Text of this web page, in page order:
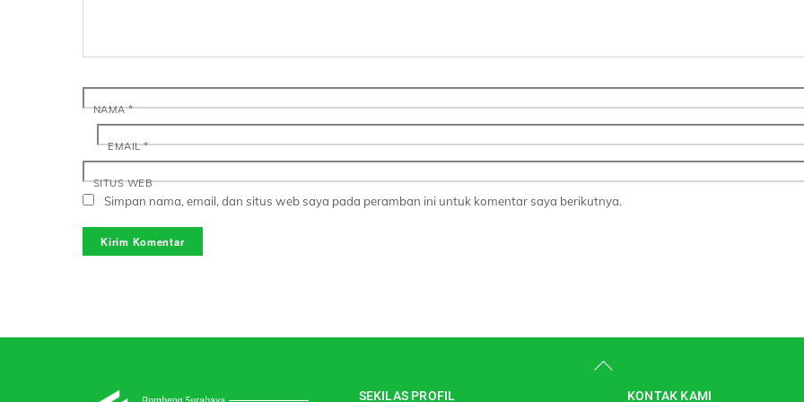
NAMA*
EMAIL*
SITUS WEB
Simpan nama, email, dan situs web saya pada peramban ini untuk komentar saya berikutnya.
Back
SEKILAS PROFIL KONTAK KAMI